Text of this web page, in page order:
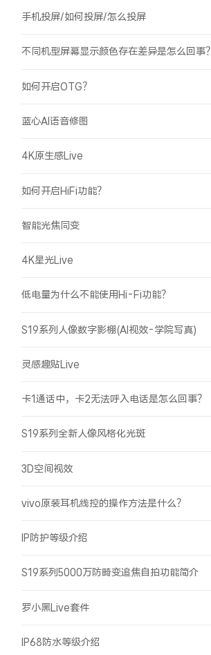
手机投屏/如何投屏/怎么投屏
不同机型屏幕显示颜色存在差异是怎么回事？
如何开启OTG？
蓝心AI语音修图
4K原生感Live
如何开启HiFi功能？
智能光焦同变
4K星光Live
低电量为什么不能使用Hi-Fi功能？
S19系列人像数字影棚(AI视效-学院写真)
灵感趣贴Live
卡1通话中，卡2无法呼入电话是怎么回事？
S19系列全新人像风格化光斑
3D空间视效
vivo原装耳机线控的操作方法是什么？
IP防护等级介绍
S19系列5000万防畸变追焦自拍功能简介
罗小黑Live套件
IP68防水等级介绍